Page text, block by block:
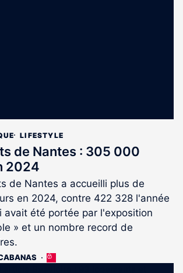
LIFESTYLE
de Nantes : 305 000
2024
de Nantes a accueilli plus de
en 2024, contre 422 328 l'année
avait été portée par l'exposition
» et un nombre record de
Cet